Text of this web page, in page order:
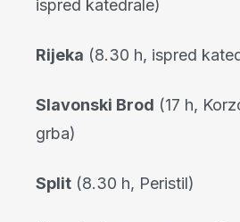
ispred katedrale)
Rijeka (8.30 h, ispred
Slavonski Brod (17 h,
grba)
Split (8.30 h, Peristil)